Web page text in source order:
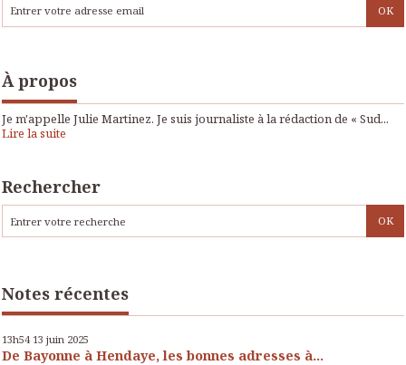
À propos
Je m'appelle Julie Martinez. Je suis journaliste à la rédaction de « Sud...
Lire la suite
Rechercher
Notes récentes
13h54 13 juin 2025
De Bayonne à Hendaye, les bonnes adresses à...